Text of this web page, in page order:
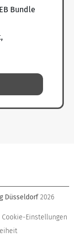
Bundle
Düsseldorf 2026
Cookie-Einstellungen